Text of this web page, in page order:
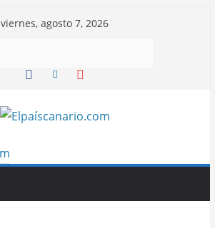
viernes, agosto 7, 2026